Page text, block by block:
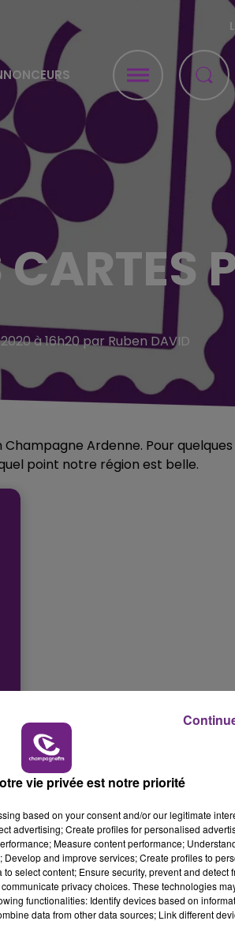
à 16h20 par Ruben DAVID
Ardenne. Pour quelques
point notre région est belle.
vie privée est notre priorité
based on your consent and/or our legitimate
advertising; Create profiles for personalised
Measure content performance;
and improve services; Create profiles to
select content; Ensure security, prevent and detect
privacy choices. These technologies
functionalities: Identify devices based on
data from other data sources; Link different